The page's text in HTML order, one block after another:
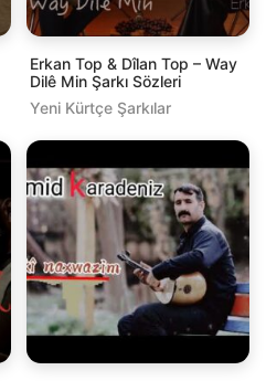
Erkan Top & Dîlan Top – Way
Dilê Min Şarkı Sözleri
Yeni Kürtçe Şarkılar